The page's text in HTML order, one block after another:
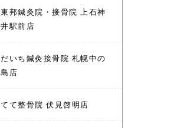
東邦鍼灸院・接骨院 上石神
井駅前店
だいち鍼灸接骨院 札幌中の
島店
てて整骨院 伏見啓明店